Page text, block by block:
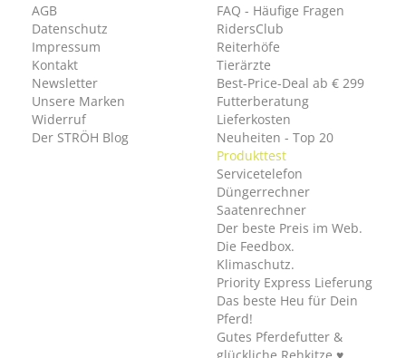
AGB
Datenschutz
Impressum
Kontakt
Newsletter
Unsere Marken
Widerruf
Der STRÖH Blog
FAQ - Häufige Fragen
RidersClub
Reiterhöfe
Tierärzte
Best-Price-Deal ab € 299
Futterberatung
Lieferkosten
Neuheiten - Top 20
Produkttest
Servicetelefon
Düngerrechner
Saatenrechner
Der beste Preis im Web.
Die Feedbox.
Klimaschutz.
Priority Express Lieferung
Das beste Heu für Dein
Pferd!
Gutes Pferdefutter &